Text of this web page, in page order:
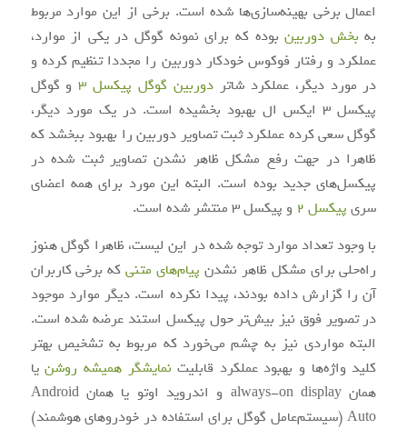
اعمال برخی بهینه‌سازی‌ها شده است. برخی از این موارد مربوط
به بخش دوربینبوده که برای نمونه گوگل در یکی از موارد،
عملکرد و رفتار فوکوس خودکار دوربین را مجددا تنظیم کرده و
در مورد دیگر، عملکرد شاتر دوربین گوگل پیکسل 3
و گوگل
پیکسل 3 ایکس ال بهبود بخشیده است. در یک مورد دیگر،
گوگل سعی کرده عملکرد ثبت تصاویر دوربین را بهبود ببخشد که
ظاهرا در جهت رفع مشکل ظاهر نشدن تصاویر ثبت شده در
پیکسل‌های جدید بوده است. البته این مورد برای همه اعضای
سری پیکسل 2
و پیکسل 3 منتشر شده است.
با وجود تعداد موارد توجه شده در این لیست، ظاهرا گوگل هنوز
راه‌حلی برای مشکل ظاهر نشدن پیام‌های متنیکه برخی کاربران
آن را گزارش داده بودند، پیدا نکرده است. دیگر موارد موجود
در تصویر فوق نیز بیش‌تر حول پیکسل استند عرضه شده است.
البته مواردی نیز به چشم می‌خورد که مربوط به تشخیص بهتر
کلید واژه‌ها و بهبود عملکرد قابلیت نمایشگر همیشه روشنیا
همان always-on display و اندروید اوتو یا همان Android
Auto (سیستم‌عامل گوگل برای استفاده در خودروهای هوشمند)